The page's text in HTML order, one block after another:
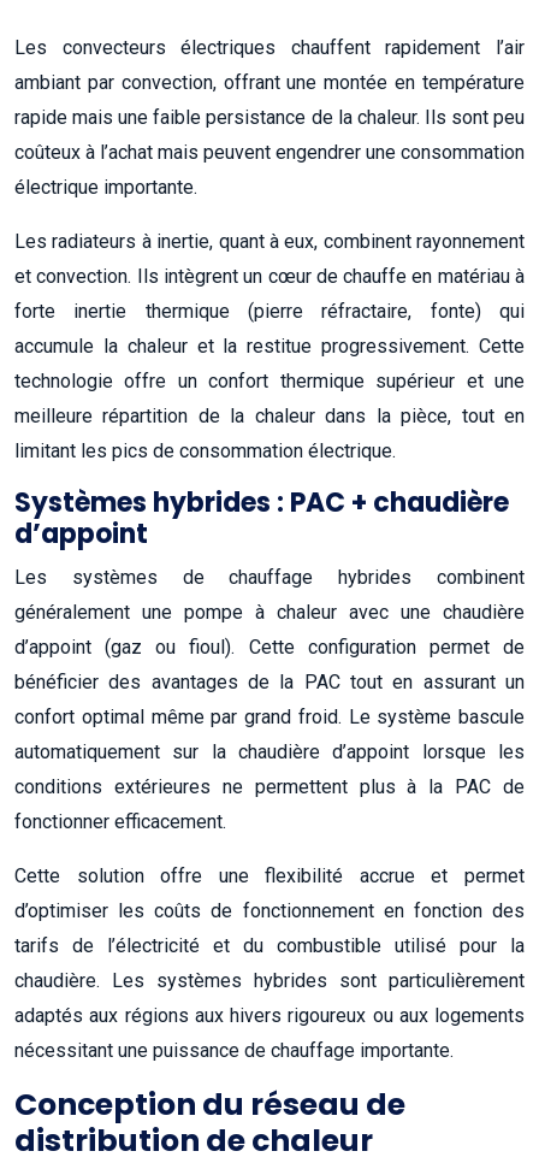
Les convecteurs électriques chauffent rapidement l’air
ambiant par convection, offrant une montée en température
rapide mais une faible persistance de la chaleur. Ils sont peu
coûteux à l’achat mais peuvent engendrer une consommation
électrique importante.
Les radiateurs à inertie, quant à eux, combinent rayonnement
et convection. Ils intègrent un cœur de chauffe en matériau à
forte inertie thermique (pierre réfractaire, fonte) qui
accumule la chaleur et la restitue progressivement. Cette
technologie offre un confort thermique supérieur et une
meilleure répartition de la chaleur dans la pièce, tout en
limitant les pics de consommation électrique.
Systèmes hybrides : PAC + chaudière
d’appoint
Les systèmes de chauffage hybrides combinent
généralement une pompe à chaleur avec une chaudière
d’appoint (gaz ou fioul). Cette configuration permet de
bénéficier des avantages de la PAC tout en assurant un
confort optimal même par grand froid. Le système bascule
automatiquement sur la chaudière d’appoint lorsque les
conditions extérieures ne permettent plus à la PAC de
fonctionner efficacement.
Cette solution offre une flexibilité accrue et permet
d’optimiser les coûts de fonctionnement en fonction des
tarifs de l’électricité et du combustible utilisé pour la
chaudière. Les systèmes hybrides sont particulièrement
adaptés aux régions aux hivers rigoureux ou aux logements
nécessitant une puissance de chauffage importante.
Conception du réseau de
distribution de chaleur